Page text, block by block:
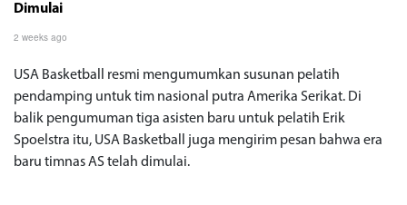
Dimulai
2 weeks ago
USA Basketball resmi mengumumkan susunan pelatih
pendamping untuk tim nasional putra Amerika Serikat. Di
balik pengumuman tiga asisten baru untuk pelatih Erik
Spoelstra itu, USA Basketball juga mengirim pesan bahwa era
baru timnas AS telah dimulai.